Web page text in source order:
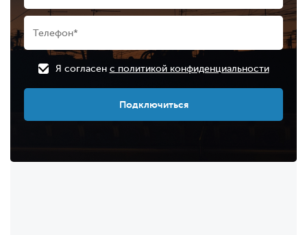
Я согласен с политикой конфиденциальности
Подключиться